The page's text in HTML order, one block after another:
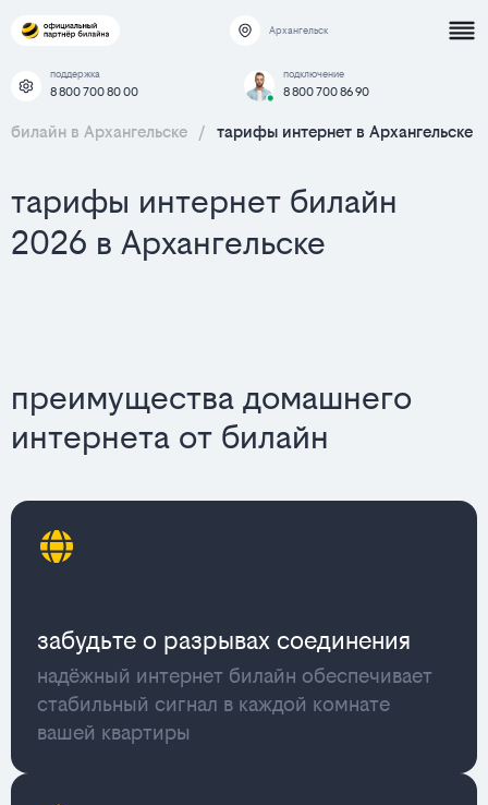
Архангельск
поддержка
8 800 700 80 00
подключение
8 800 700 86 90
билайн в Архангельске / тарифы интернет в Архангельске
тарифы интернет билайн
2026 в Архангельске
преимущества домашнего
интернета от билайн
забудьте о разрывах соединения
надёжный интернет билайн обеспечивает
стабильный сигнал в каждой комнате
вашей квартиры